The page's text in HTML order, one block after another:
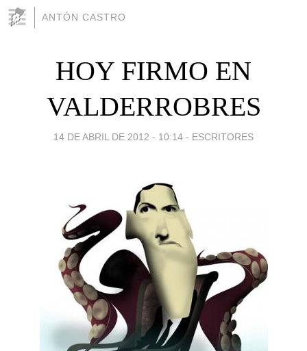
ANTÓN CASTRO
HOY FIRMO EN
VALDERROBRES
14 DE ABRIL DE 2012 - 10:14 - ESCRITORES